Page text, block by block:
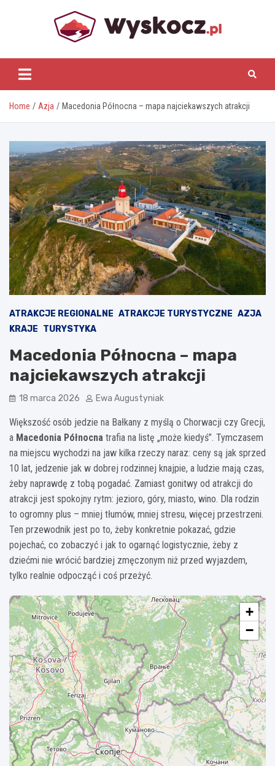
www.wyskocz.pl
Home Azja Macedonia Północna – mapa najciekawszych atrakcji
ATRAKCJE REGIONALNE ATRAKCJE TURYSTYCZNE AZJA
KRAJE TURYSTYKA
Macedonia Północna – mapa
najciekawszych atrakcji
18 marca 2026 Ewa Augustyniak
Większość osób jedzie na Bałkany z myślą o Chorwacji czy Grecji,
a Macedonia Północna trafia na listę „może kiedyś”. Tymczasem
na miejscu wychodzi na jaw kilka rzeczy naraz: ceny są jak sprzed
10 lat, jedzenie jak w dobrej rodzinnej knajpie, a ludzie mają czas,
żeby naprawdę z tobą pogadać. Zamiast gonitwy od atrakcji do
atrakcji jest spokojny rytm: jezioro, góry, miasto, wino. Dla rodzin
to ogromny plus – mniej tłumów, mniej stresu, więcej przestrzeni.
Ten przewodnik jest po to, żeby konkretnie pokazać, gdzie
pojechać, co zobaczyć i jak to ogarnąć logistycznie, żeby z
dziećmi nie wrócić bardziej zmęczonym niż przed wyjazdem,
tylko realnie odpocząć i coś przeżyć.
+
−